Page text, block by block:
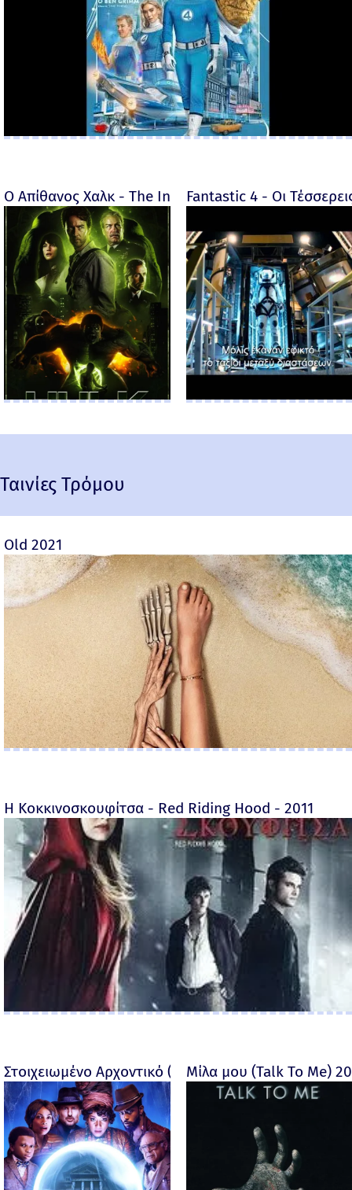
Ο Απίθανος Χαλκ - The Incredible Hulk - 2008
Fantastic 4 - Οι
Ταινίες Τρόμου
Old 2021
Η Κοκκινοσκουφίτσα - Red Riding Hood - 2011
Στοιχειωμένο Αρχοντικό (Haunted Mansion) - 2023
Μίλα μου (Talk To Me)